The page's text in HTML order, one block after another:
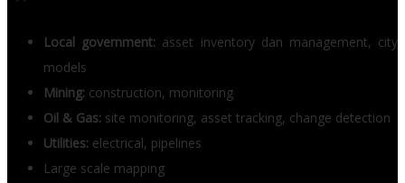
Local government: asset inventory dan management, city
models
Mining: construction, monitoring
Oil & Gas: site monitoring, asset tracking, change detection
Utilities: electrical, pipelines
Large scale mapping